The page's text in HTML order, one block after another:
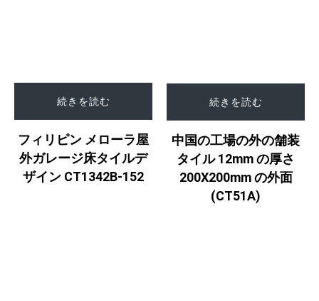
続きを読む
フィリピン メローラ屋
外ガレージ床タイルデ
ザイン CT1342B-152
続きを読む
中国の工場の外の舗装
タイル 12mm の厚さ
200X200mm の外面
(CT51A)